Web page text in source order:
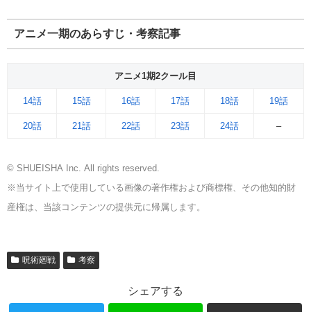
アニメ一期のあらすじ・考察記事
アニメ1期2クール目
14話 15話 16話 17話 18話 19話
20話 21話 22話 23話 24話 –
© SHUEISHA Inc. All rights reserved.
※当サイト上で使用している画像の著作権および商標権、その他知的財
産権は、当該コンテンツの提供元に帰属します。
呪術廻戦 考察
シェアする